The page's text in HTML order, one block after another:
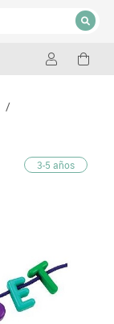
CERRAR
/
3-5 años